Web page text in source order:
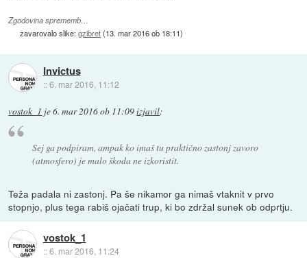
Zgodovina sprememb…
zavarovalo slike:gzibret(13. mar 2016 ob 18:11)
Invictus
::6. mar 2016, 11:12
vostok_1 je6. mar 2016 ob 11:09izjavil:
Sej ga podpiram, ampak ko imaš tu praktično zastonj zavoro
(atmosfero) je malo škoda ne izkoristit.
Teža padala ni zastonj. Pa še nikamor ga nimaš vtaknit v prvo
stopnjo, plus tega rabiš ojačati trup, ki bo zdržal sunek ob odprtju.
vostok_1
::6. mar 2016, 11:24